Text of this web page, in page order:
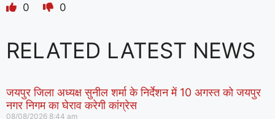
0 0
RELATED LATEST NEWS
जयपुर जिला अध्यक्ष सुनील शर्मा के निर्देशन में 10 अगस्त को जयपुर
नगर निगम का घेराव करेगी कांग्रेस
08/08/2026 8:44 am